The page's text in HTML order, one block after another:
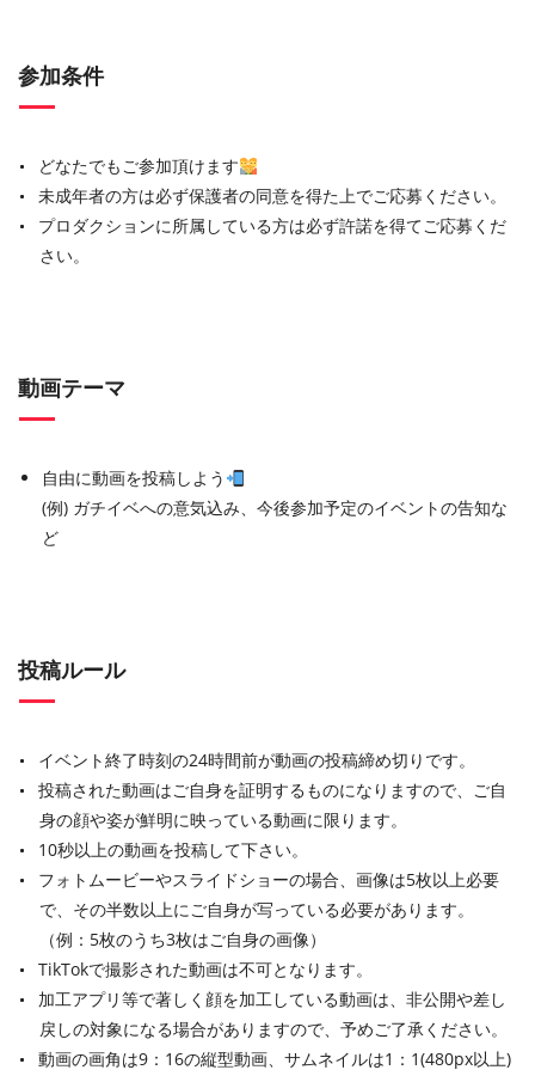
参加条件
どなたでもご参加頂けます
未成年者の方は必ず保護者の同意を得た上でご応募ください。
プロダクションに所属している方は必ず許諾を得てご応募くだ
さい。
動画テーマ
自由に動画を投稿しよう
(例) ガチイベへの意気込み、今後参加予定のイベントの告知な
ど
投稿ルール
イベント終了時刻の24時間前が動画の投稿締め切りです。
投稿された動画はご自身を証明するものになりますので、ご自
身の顔や姿が鮮明に映っている動画に限ります。
10秒以上の動画を投稿して下さい。
フォトムービーやスライドショーの場合、画像は5枚以上必要
で、その半数以上にご自身が写っている必要があります。
（例：5枚のうち3枚はご自身の画像）
TikTokで撮影された動画は不可となります。
加工アプリ等で著しく顔を加工している動画は、非公開や差し
戻しの対象になる場合がありますので、予めご了承ください。
動画の画角は9：16の縦型動画、サムネイルは1：1(480px以上)